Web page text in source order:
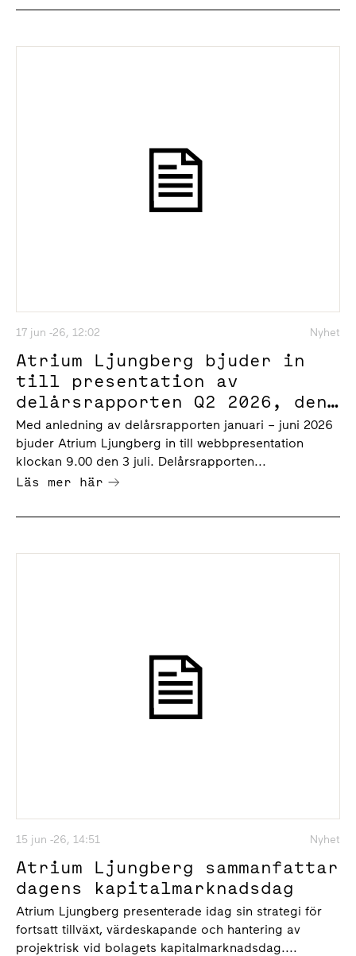
17 jun -26, 12:02 Nyhet
Atrium Ljungberg bjuder in
till presentation av
delårsrapporten Q2 2026, den
3 juli klockan 9.00
Med anledning av delårsrapporten januari – juni 2026
bjuder Atrium Ljungberg in till webbpresentation
klockan 9.00 den 3 juli. Delårsrapporten...
Läs mer här
15 jun -26, 14:51 Nyhet
Atrium Ljungberg sammanfattar
dagens kapitalmarknadsdag
Atrium Ljungberg presenterade idag sin strategi för
fortsatt tillväxt, värdeskapande och hantering av
projektrisk vid bolagets kapitalmarknadsdag....